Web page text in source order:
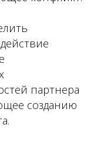
партнера
созданию